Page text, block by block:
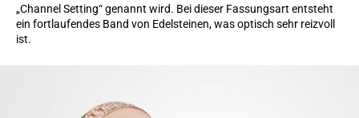
„Channel Setting“ genannt wird. Bei dieser Fassungsart entsteht
ein fortlaufendes Band von Edelsteinen, was optisch sehr reizvoll
ist.